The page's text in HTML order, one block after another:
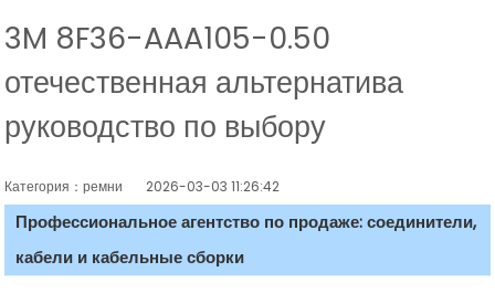
3M 8F36-AAA105-0.50
отечественная альтернатива
руководство по выбору
Категория：ремни 2026-03-03 11:26:42
Профессиональное агентство по продаже: соединители,
кабели и кабельные сборки